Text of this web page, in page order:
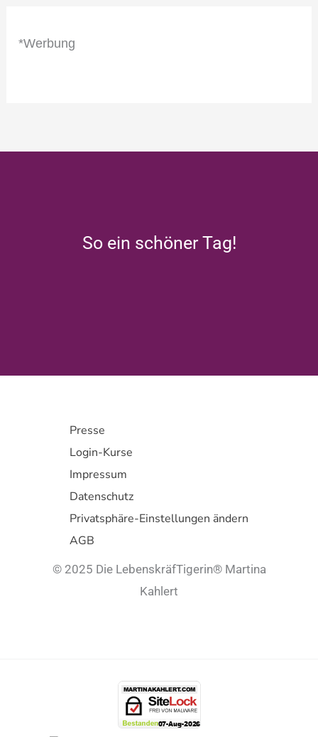
*Werbung
So ein schöner Tag!
Presse
Login-Kurse
Impressum
Datenschutz
Privatsphäre-Einstellungen ändern
AGB
© 2025 Die LebenskräfTigerin® Martina
Kahlert